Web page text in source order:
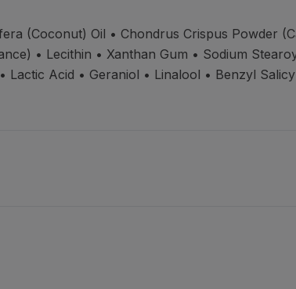
(Coconut) Oil • Chondrus Crispus Powder
• Lecithin • Xanthan Gum • Sodium
Lactic Acid • Geraniol • Linalool • Benzyl